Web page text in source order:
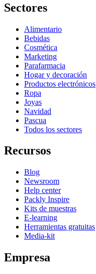
Sectores
Alimentario
Bebidas
Cosmética
Marketing
Parafarmacia
Hogar y decoración
Productos electrónicos
Ropa
Joyas
Navidad
Pascua
Todos los sectores
Recursos
Blog
Newsroom
Help center
Packly Inspire
Kits de muestras
E-learning
Herramientas gratuitas
Media-kit
Empresa